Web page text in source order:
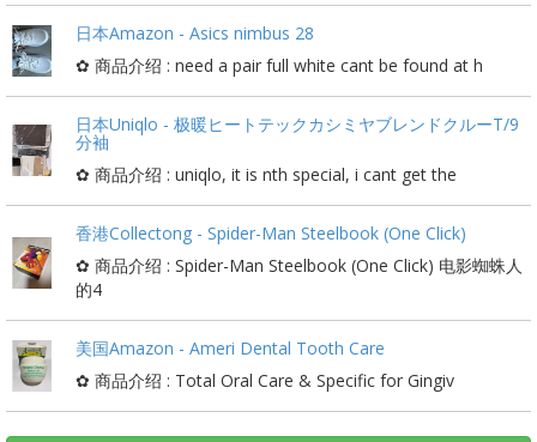
日本Amazon - Asics nimbus 28
✿ 商品介绍 : need a pair full white cant be found at h
日本Uniqlo - 极暖ヒートテックカシミヤブレンドクルーT/9
分袖
✿ 商品介绍 : uniqlo, it is nth special, i cant get the
香港Collectong - Spider-Man Steelbook (One Click)
✿ 商品介绍 : Spider-Man Steelbook (One Click) 电影蜘蛛人
的4
美国Amazon - Ameri Dental Tooth Care
✿ 商品介绍 : Total Oral Care & Specific for Gingiv